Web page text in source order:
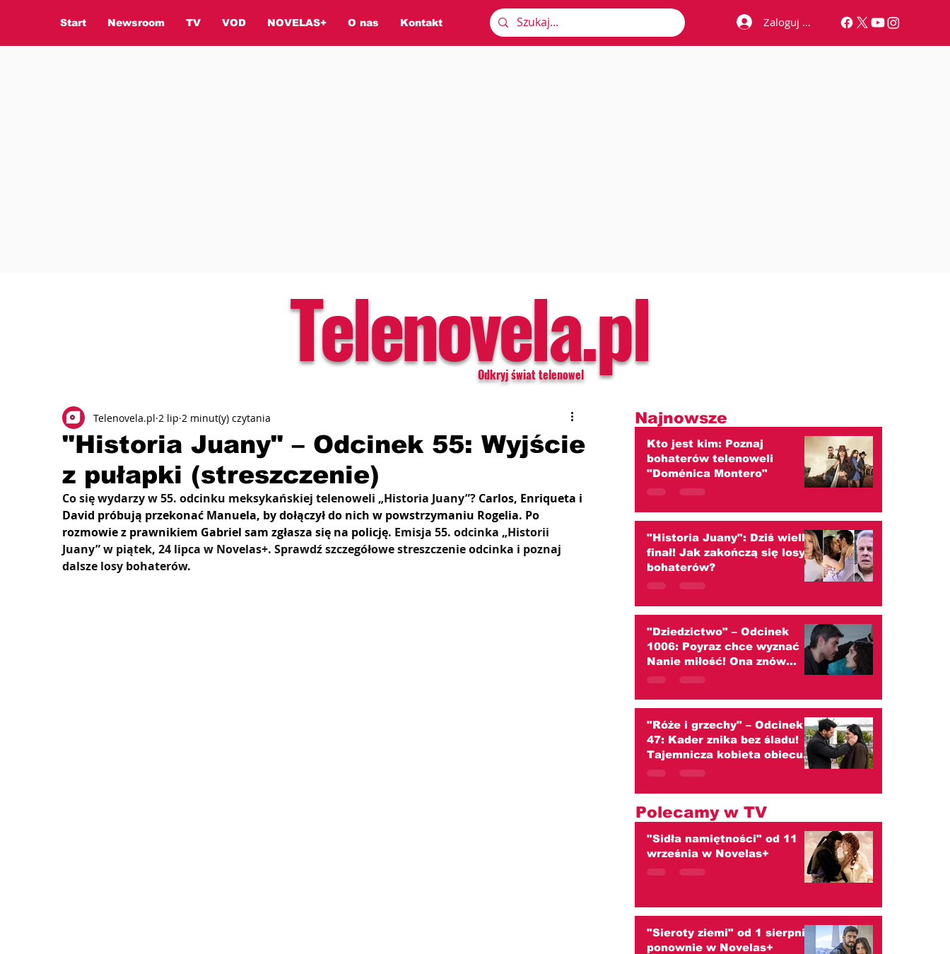
Start Newsroom TV VOD NOVELAS+ O nas Kontakt Zaloguj się
Telenovela.pl
Odkryj świat telenowel
"Historia Juany" – Odcinek 55: Wyjście
z pułapki (streszczenie)
Telenovela.pl 2 lip 2 minut(y) czytania
Co się wydarzy w 55. odcinku meksykańskiej telenoweli „Historia Juany”? Carlos, Enriqueta i
David próbują przekonać Manuela, by dołączył do nich w powstrzymaniu Rogelia. Po
rozmowie z prawnikiem Gabriel sam zgłasza się na policję. Emisja 55. odcinka „Historii
Juany” w piątek, 24 lipca w Novelas+. Sprawdź szczegółowe streszczenie odcinka i poznaj
dalsze losy bohaterów.
Najnowsze
Kto jest kim: Poznaj
bohaterów telenoweli
"Doménica Montero"
"Historia Juany": Dziś wielki
finał! Jak zakończą się losy
bohaterów?
"Dziedzictwo" – Odcinek
1006: Poyraz chce wyznać
Nanie miłość! Ona znów
przed nim ucieka
"Róże i grzechy" – Odcinek
47: Kader znika bez śladu!
Tajemnicza kobieta obiecuje
zaprowadzić ją do ojca
Polecamy w TV
"Sidła namiętności" od 11
września w Novelas+
"Sieroty ziemi" od 1 sierpnia
ponownie w Novelas+